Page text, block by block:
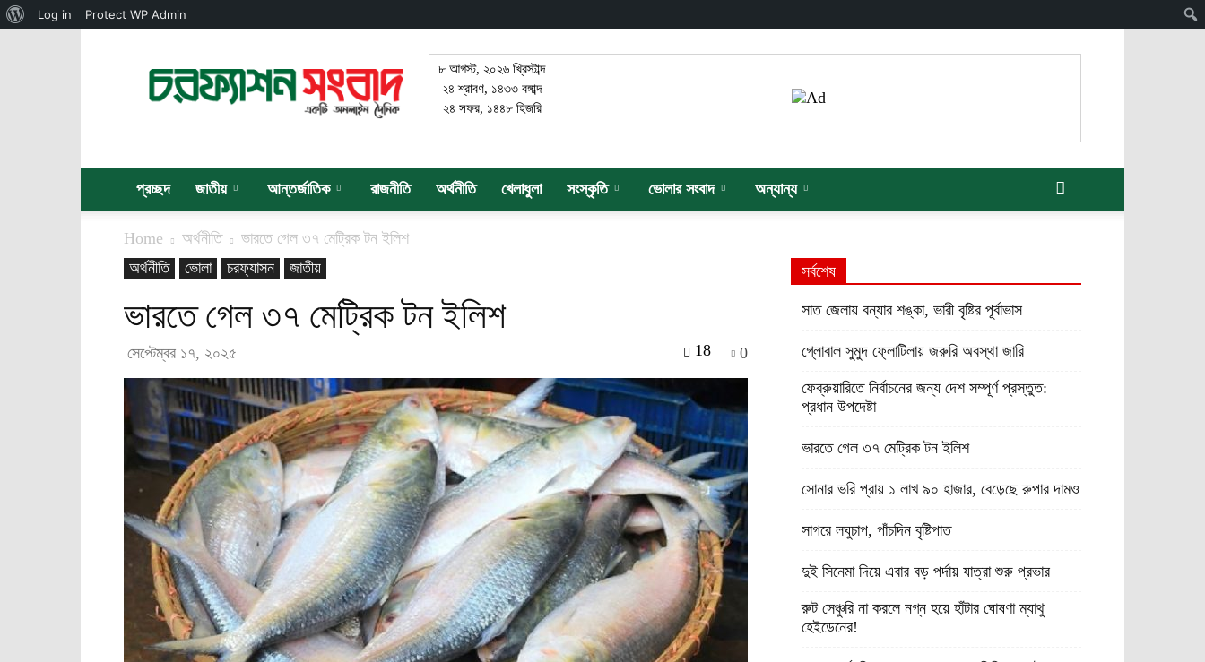
সংবাদ
৮ আগস্ট, ২০২৬ খ্রিস্টাব্দ
২৪ শ্রাবণ, ১৪৩৩ বঙ্গাব্দ
২৪ সফর, ১৪৪৮ হিজরি
প্রচ্ছদ জাতীয় আন্তর্জাতিক রাজনীতি অর্থনীতি খেলাধুলা সংস্কৃতি ভোলার সংবাদ অন্যান্য
Home অর্থনীতি
ভারতে গেল ৩৭ মেট্রিক টন ইলিশ
অর্থনীতি
ভোলা চরফ্যাসন জাতীয়
ভারতে গেল ৩৭ মেট্রিক টন ইলিশ
সেপ্টেম্বর ১৭, ২০২৫ 0
18
সর্বশেষ
সাত জেলায় বন্যার শঙ্কা, ভারী বৃষ্টির পূর্বাভাস
গ্লোবাল সুমুদ ফ্লোটিলায় জরুরি অবস্থা জারি
ফেব্রুয়ারিতে নির্বাচনের জন্য দেশ সম্পূর্ণ প্রস্তুত:
প্রধান উপদেষ্টা
ভারতে গেল ৩৭ মেট্রিক টন ইলিশ
সোনার ভরি প্রায় ১ লাখ ৯০ হাজার, বেড়েছে রুপার দামও
সাগরে লঘুচাপ, পাঁচদিন বৃষ্টিপাত
দুই সিনেমা দিয়ে এবার বড় পর্দায় যাত্রা শুরু প্রভার
রুট সেঞ্চুরি না করলে নগ্ন হয়ে হাঁটার ঘোষণা ম্যাথু
হেইডেনের!
About
Log in Protect WP Admin